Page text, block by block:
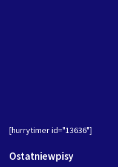
[hurrytimer id="13636"]
Ostatniewpisy